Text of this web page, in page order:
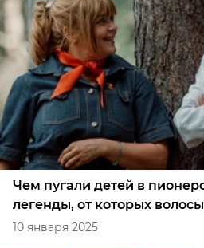
Чем пугали детей в
легенды, от которых
10 января 2025